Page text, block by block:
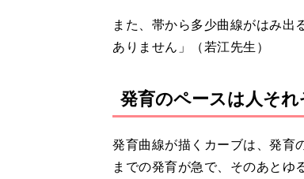
また、帯から多少曲線がはみ出
ありません」（若江先生）
発育のペースは人そ
発育曲線が描くカーブは、発育
までの発育が急で、そのあとゆ